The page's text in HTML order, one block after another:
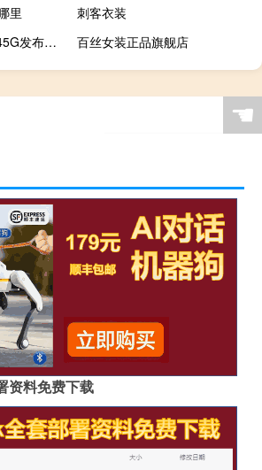
里
刺客衣装
三星确认GalaxyM145G发布日期
百丝女装正品旗舰店
☚
资料免费下载